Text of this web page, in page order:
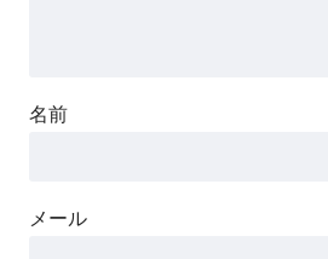
名前
メール